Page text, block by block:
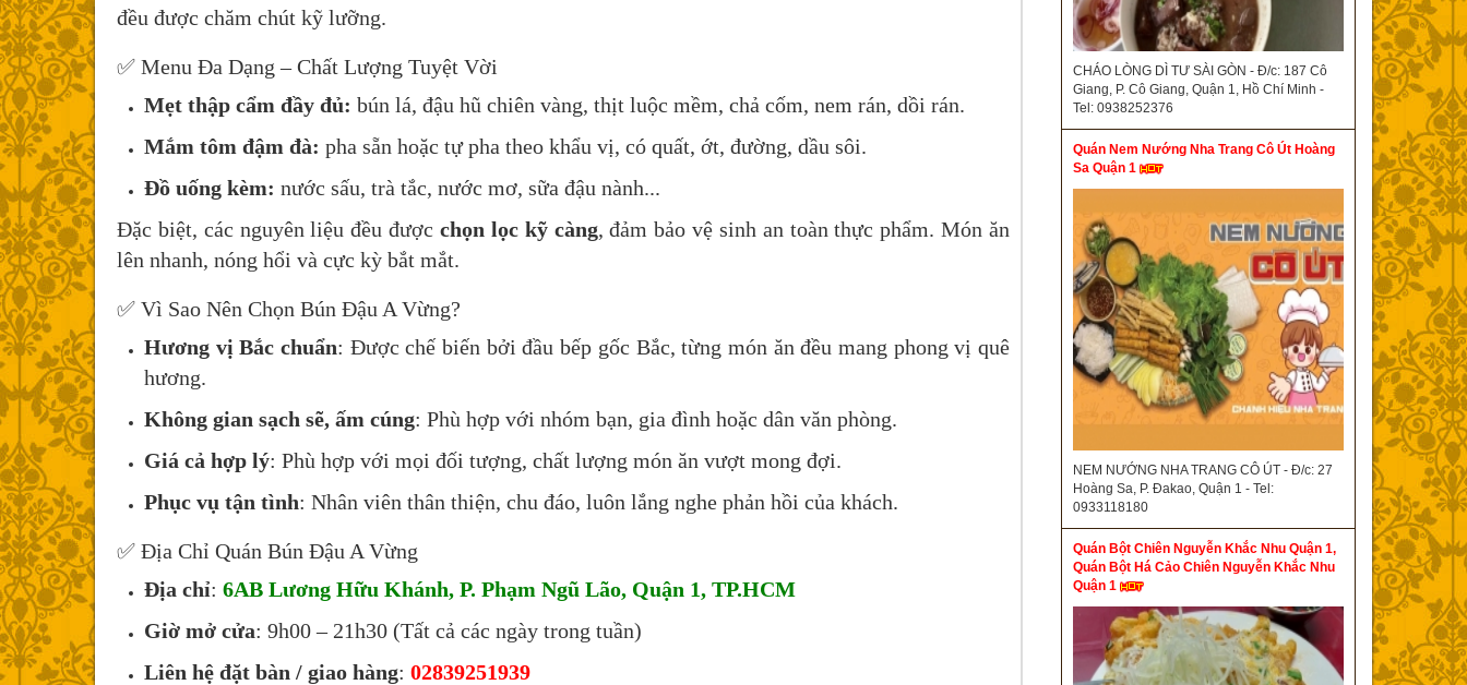
đều được chăm chút kỹ lưỡng.
✅ Menu Đa Dạng – Chất Lượng Tuyệt Vời
Mẹt thập cẩm đầy đủ: bún lá, đậu hũ chiên vàng, thịt luộc mềm, chả cốm, nem rán, dồi rán.
Mắm tôm đậm đà: pha sẵn hoặc tự pha theo khẩu vị, có quất, ớt, đường, dầu sôi.
Đồ uống kèm: nước sấu, trà tắc, nước mơ, sữa đậu nành...
Đặc biệt, các nguyên liệu đều được chọn lọc kỹ càng, đảm bảo vệ sinh an toàn thực phẩm. Món ăn
lên nhanh, nóng hổi và cực kỳ bắt mắt.
✅ Vì Sao Nên Chọn Bún Đậu A Vừng?
Hương vị Bắc chuẩn: Được chế biến bởi đầu bếp gốc Bắc, từng món ăn đều mang phong vị quê
hương.
Không gian sạch sẽ, ấm cúng: Phù hợp với nhóm bạn, gia đình hoặc dân văn phòng.
Giá cả hợp lý: Phù hợp với mọi đối tượng, chất lượng món ăn vượt mong đợi.
Phục vụ tận tình: Nhân viên thân thiện, chu đáo, luôn lắng nghe phản hồi của khách.
✅ Địa Chỉ Quán Bún Đậu A Vừng
Địa chỉ: 6AB Lương Hữu Khánh, P. Phạm Ngũ Lão, Quận 1, TP.HCM
Giờ mở cửa: 9h00 – 21h30 (Tất cả các ngày trong tuần)
Liên hệ đặt bàn / giao hàng: 02839251939
CHÁO LÒNG DÌ TƯ SÀI GÒN - Đ/c: 187 Cô
Giang, P. Cô Giang, Quận 1, Hồ Chí Minh -
Tel: 0938252376
Quán Nem Nướng Nha Trang Cô Út Hoàng
Sa Quận 1
NEM NƯỚNG NHA TRANG CÔ ÚT - Đ/c: 27
Hoàng Sa, P. Đakao, Quận 1 - Tel:
0933118180
Quán Bột Chiên Nguyễn Khắc Nhu Quận 1,
Quán Bột Há Cảo Chiên Nguyễn Khắc Nhu
Quận 1